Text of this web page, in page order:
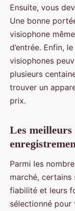
Ensuite, vous
Une bonne
visiophone
d’entrée. Enfin, le
visiophones
plusieurs
trouver un
prix.
Les meilleurs
Parmi les
marché,
fiabilité et leurs
sélectionné pour